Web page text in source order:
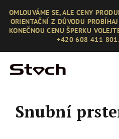
obsah
OMLOUVÁME SE, ALE CENY
ORIENTAČNÍ Z DŮVODU
KONEČNOU CENU ŠPERKU
+420 608 411 801.
Snubní